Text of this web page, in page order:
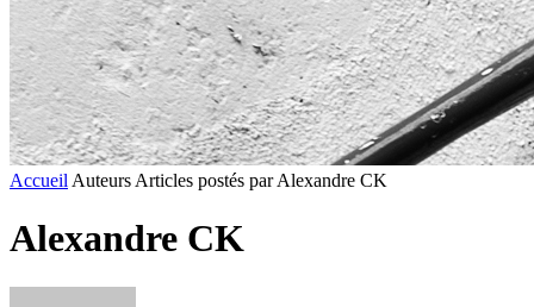
Accueil Auteurs Articles postés par Alexandre CK
Alexandre CK